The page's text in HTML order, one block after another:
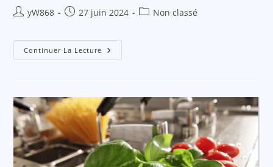
yW868 27 juin 2024 Non classé
Continuer La Lecture